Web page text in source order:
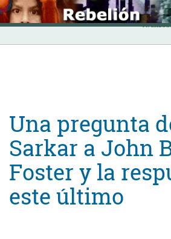
Skip
to
content
INICIO
Una pregunta
Sarkar a John
Foster y la
este último